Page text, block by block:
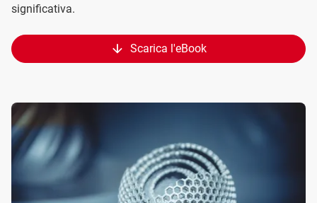
significativa.
Scarica l'eBook